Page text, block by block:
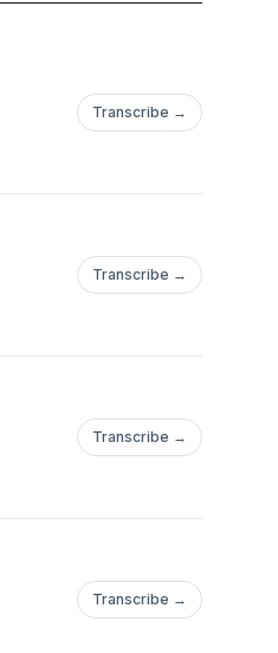
Transcribe →
Transcribe →
Transcribe →
Transcribe →